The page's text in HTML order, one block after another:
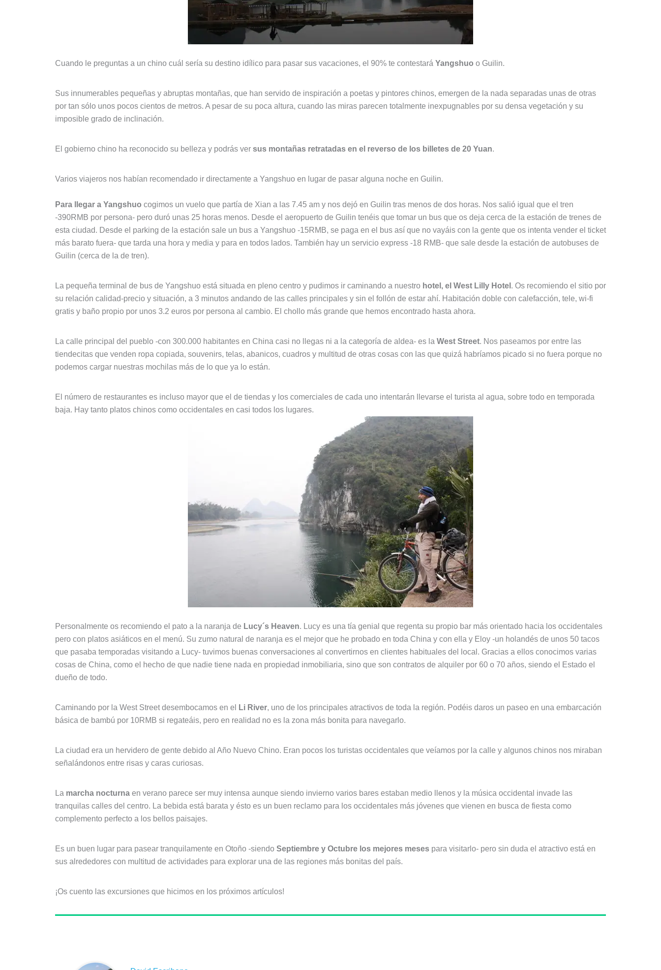
Cuando le preguntas a un chino cuál sería su destino idílico para pasar sus vacaciones, el 90% te contestará Yangshuo o Guilin.
Sus innumerables pequeñas y abruptas montañas, que han servido de inspiración a poetas y pintores chinos, emergen de la nada separadas unas de otras
por tan sólo unos pocos cientos de metros. A pesar de su poca altura, cuando las miras parecen totalmente inexpugnables por su densa vegetación y su
imposible grado de inclinación.
El gobierno chino ha reconocido su belleza y podrás ver sus montañas retratadas en el reverso de los billetes de 20 Yuan.
Varios viajeros nos habían recomendado ir directamente a Yangshuo en lugar de pasar alguna noche en Guilin.
Para llegar a Yangshuo cogimos un vuelo que partía de Xian a las 7.45 am y nos dejó en Guilin tras menos de dos horas. Nos salió igual que el tren
-390RMB por persona- pero duró unas 25 horas menos. Desde el aeropuerto de Guilin tenéis que tomar un bus que os deja cerca de la estación de trenes de
esta ciudad. Desde el parking de la estación sale un bus a Yangshuo -15RMB, se paga en el bus así que no vayáis con la gente que os intenta vender el ticket
más barato fuera- que tarda una hora y media y para en todos lados. También hay un servicio express -18 RMB- que sale desde la estación de autobuses de
Guilin (cerca de la de tren).
La pequeña terminal de bus de Yangshuo está situada en pleno centro y pudimos ir caminando a nuestro hotel, el West Lilly Hotel . Os recomiendo el sitio por
su relación calidad-precio y situación, a 3 minutos andando de las calles principales y sin el follón de estar ahí. Habitación doble con calefacción, tele, wi-fi
gratis y baño propio por unos 3.2 euros por persona al cambio. El chollo más grande que hemos encontrado hasta ahora.
La calle principal del pueblo -con 300.000 habitantes en China casi no llegas ni a la categoría de aldea- es la West Street. Nos paseamos por entre las
tiendecitas que venden ropa copiada, souvenirs, telas, abanicos, cuadros y multitud de otras cosas con las que quizá habríamos picado si no fuera porque no
podemos cargar nuestras mochilas más de lo que ya lo están.
El número de restaurantes es incluso mayor que el de tiendas y los comerciales de cada uno intentarán llevarse el turista al agua, sobre todo en temporada
baja. Hay tanto platos chinos como occidentales en casi todos los lugares.
Personalmente os recomiendo el pato a la naranja de Lucy´s Heaven. Lucy es una tía genial que regenta su propio bar más orientado hacia los occidentales
pero con platos asiáticos en el menú. Su zumo natural de naranja es el mejor que he probado en toda China y con ella y Eloy -un holandés de unos 50 tacos
que pasaba temporadas visitando a Lucy- tuvimos buenas conversaciones al convertirnos en clientes habituales del local. Gracias a ellos conocimos varias
cosas de China, como el hecho de que nadie tiene nada en propiedad inmobiliaria, sino que son contratos de alquiler por 60 o 70 años, siendo el Estado el
dueño de todo.
Caminando por la West Street desembocamos en el Li River, uno de los principales atractivos de toda la región. Podéis daros un paseo en una embarcación
básica de bambú por 10RMB si regateáis, pero en realidad no es la zona más bonita para navegarlo.
La ciudad era un hervidero de gente debido al Año Nuevo Chino. Eran pocos los turistas occidentales que veíamos por la calle y algunos chinos nos miraban
señalándonos entre risas y caras curiosas.
La marcha nocturna en verano parece ser muy intensa aunque siendo invierno varios bares estaban medio llenos y la música occidental invade las
tranquilas calles del centro. La bebida está barata y ésto es un buen reclamo para los occidentales más jóvenes que vienen en busca de fiesta como
complemento perfecto a los bellos paisajes.
Es un buen lugar para pasear tranquilamente en Otoño -siendo Septiembre y Octubre los mejores meses para visitarlo- pero sin duda el atractivo está en
sus alrededores con multitud de actividades para explorar una de las regiones más bonitas del país.
¡Os cuento las excursiones que hicimos en los próximos artículos!